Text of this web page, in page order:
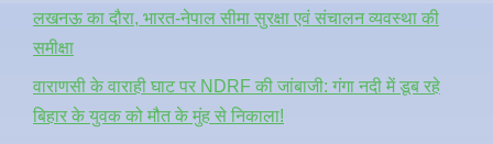
लखनऊ का दौरा, भारत-नेपाल सीमा सुरक्षा एवं संचालन व्यवस्था की
समीक्षा
वाराणसी के वाराही घाट पर NDRF की जांबाजी: गंगा नदी में डूब रहे
बिहार के युवक को मौत के मुंह से निकाला!